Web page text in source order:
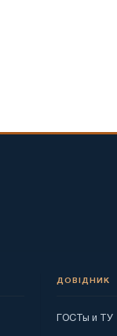
ДОВІДНИК
ГОСТы и ТУ